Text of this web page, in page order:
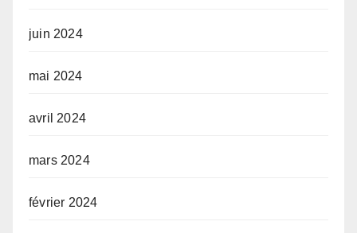
juin 2024
mai 2024
avril 2024
mars 2024
février 2024